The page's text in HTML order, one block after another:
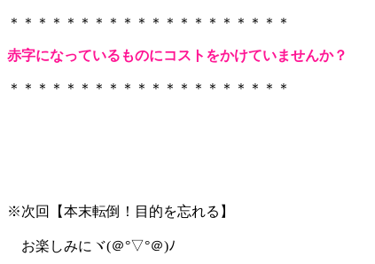
＊＊＊＊＊＊＊＊＊＊＊＊＊＊＊＊＊＊＊＊
赤字になっているものにコストをかけていませんか？
＊＊＊＊＊＊＊＊＊＊＊＊＊＊＊＊＊＊＊＊
※次回【本末転倒！目的を忘れる】
お楽しみに ヾ(＠°▽°＠)ﾉ